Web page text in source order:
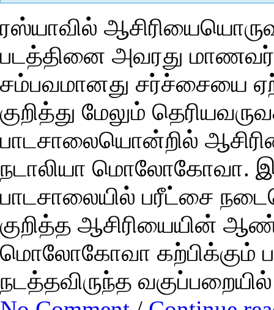
ரஸ்யாவில்
படத்தினை அவரது
சம்பவமானது சர்ச்சையை
குறித்து மேலும்
பாடசாலையொன்றில்
நடாலியா மொலோகோவா.
பாடசாலையில் பரீட்சை
குறித்த ஆசிரியையின்
மொலோகோவா கற்பிக்கும்
நடத்தவிருந்த